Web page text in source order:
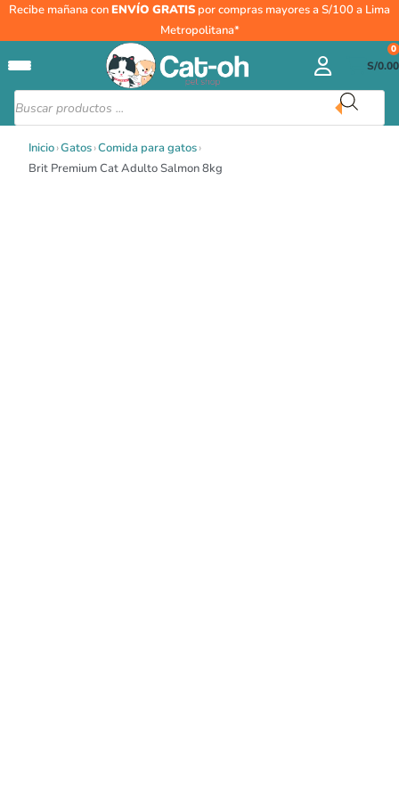
Recibe mañana conENVÍO GRATIS por compras mayores a S/100 a Lima
Metropolitana*
Búsqueda
de
productos
S/0.00
0
Inicio›Gatos›Comida para gatos›
Brit Premium Cat Adulto Salmon 8kg
El
original
era:
S/219.00.
El
precio
actual
es:
S/197.10.